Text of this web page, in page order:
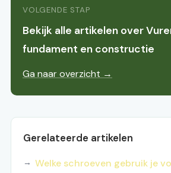
VOLGENDE STAP
Bekijk alle artikelen over
fundament en constructie
Ga naar overzicht →
Gerelateerde artikelen
Welke schroeven gebruik je